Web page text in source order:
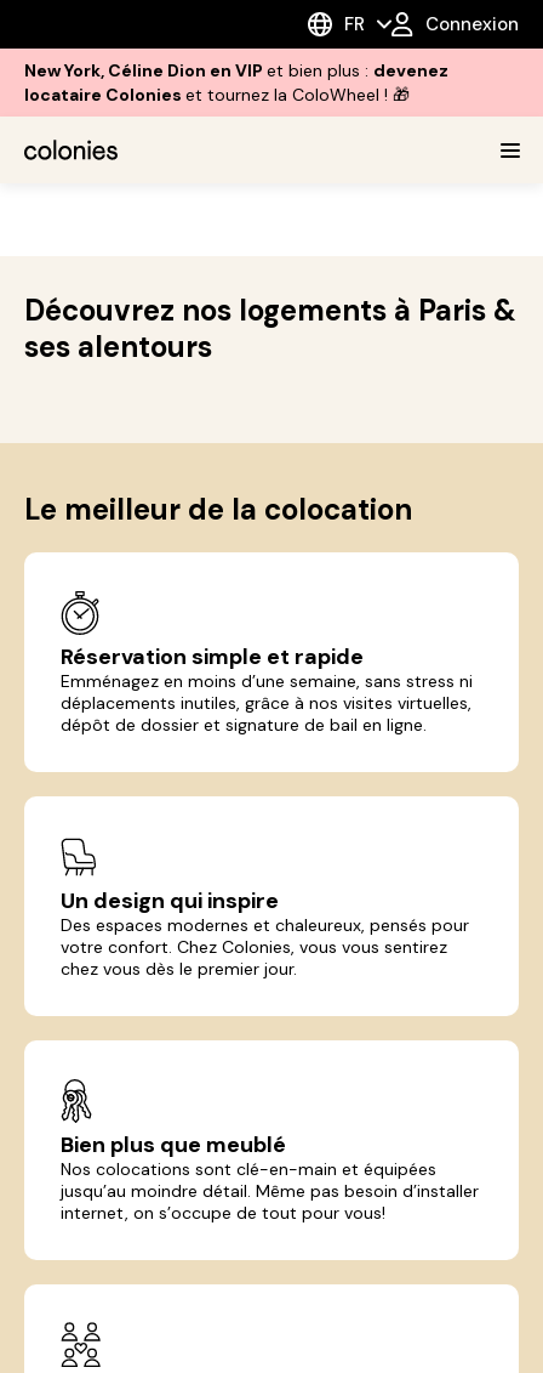
FR Connexion
New York, Céline Dion en VIP et bien plus : devenez
locataire Colonies et tournez la ColoWheel ! 🎁
Découvrez nos logements à Paris &
ses alentours
Le meilleur de la colocation
Réservation simple et rapide
Emménagez en moins d’une semaine, sans stress ni
déplacements inutiles, grâce à nos visites virtuelles,
dépôt de dossier et signature de bail en ligne.
Un design qui inspire
Des espaces modernes et chaleureux, pensés pour
votre confort. Chez Colonies, vous vous sentirez
chez vous dès le premier jour.
Bien plus que meublé
Nos colocations sont clé-en-main et équipées
jusqu’au moindre détail. Même pas besoin d’installer
internet, on s’occupe de tout pour vous!